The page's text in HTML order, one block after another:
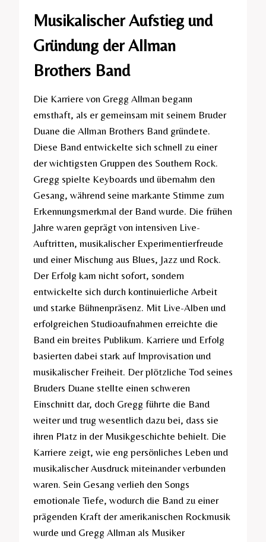
Musikalischer Aufstieg und
Gründung der Allman
Brothers Band
Die Karriere von Gregg Allman begann
ernsthaft, als er gemeinsam mit seinem Bruder
Duane die Allman Brothers Band gründete.
Diese Band entwickelte sich schnell zu einer
der wichtigsten Gruppen des Southern Rock.
Gregg spielte Keyboards und übernahm den
Gesang, während seine markante Stimme zum
Erkennungsmerkmal der Band wurde. Die frühen
Jahre waren geprägt von intensiven Live-
Auftritten, musikalischer Experimentierfreude
und einer Mischung aus Blues, Jazz und Rock.
Der Erfolg kam nicht sofort, sondern
entwickelte sich durch kontinuierliche Arbeit
und starke Bühnenpräsenz. Mit Live-Alben und
erfolgreichen Studioaufnahmen erreichte die
Band ein breites Publikum. Karriere und Erfolg
basierten dabei stark auf Improvisation und
musikalischer Freiheit. Der plötzliche Tod seines
Bruders Duane stellte einen schweren
Einschnitt dar, doch Gregg führte die Band
weiter und trug wesentlich dazu bei, dass sie
ihren Platz in der Musikgeschichte behielt. Die
Karriere zeigt, wie eng persönliches Leben und
musikalischer Ausdruck miteinander verbunden
waren. Sein Gesang verlieh den Songs
emotionale Tiefe, wodurch die Band zu einer
prägenden Kraft der amerikanischen Rockmusik
wurde und Gregg Allman als Musiker